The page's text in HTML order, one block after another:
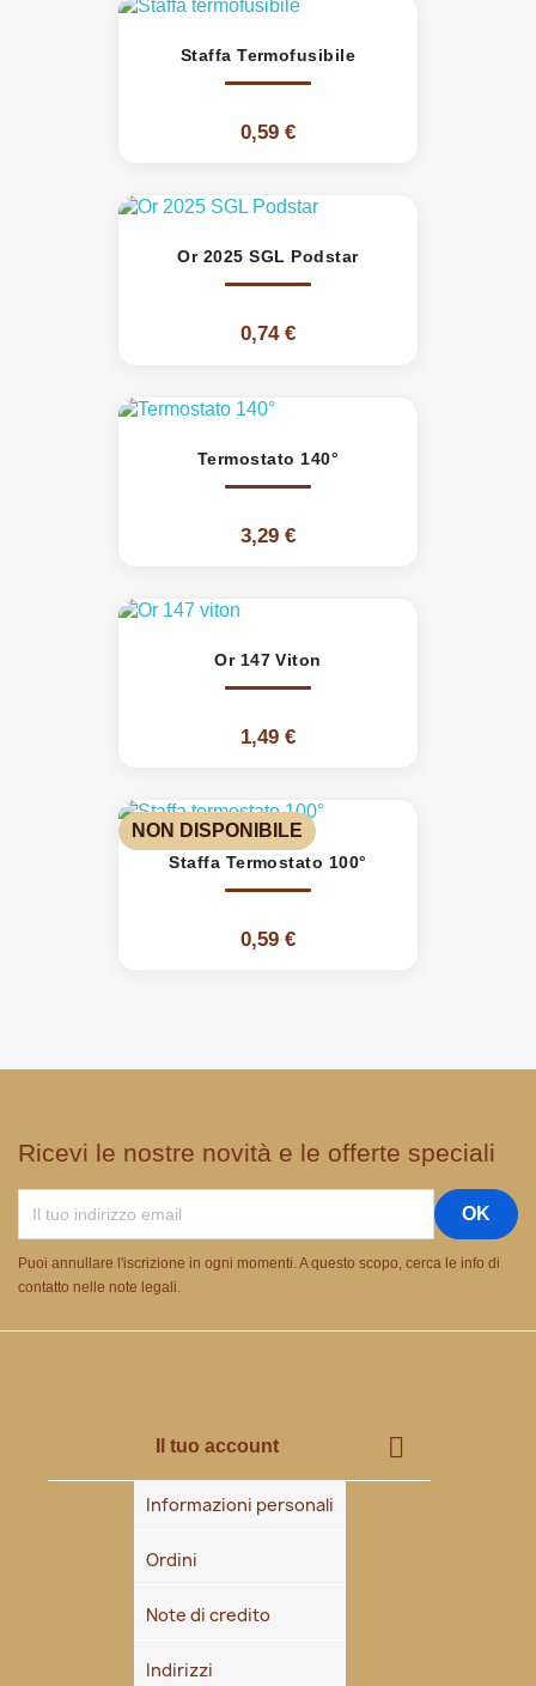
Staffa Termofusibile
0,59 €
Or 2025 SGL Podstar
0,74 €
Termostato 140°
3,29 €
Or 147 Viton
1,49 €
Staffa Termostato 100°
0,59 €
NON DISPONIBILE
Ricevi le nostre novità e le offerte speciali
Puoi annullare l'iscrizione in ogni momenti. A questo scopo, cerca le info di
contatto nelle note legali.
Il tuo account 
Informazioni personali
Ordini
Note di credito
Indirizzi